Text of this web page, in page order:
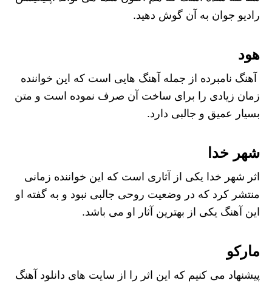
رادیو جوان به آن گوش دهید.
هود
آهنگ نامبرده از جمله آهنگ هایی است که این خواننده
زمان زیادی را برای ساخت آن صرف نموده است و متن
بسیار عمیق و جالبی دارد.
شهر خدا
اثر شهر خدا یکی از آثاری است که این خواننده زمانی
منتشر کرد که در وضعیت روحی جالبی نبود و به گفته او
این آهنگ یکی از بهترین آثار او می باشد.
مارکو
پیشنهاد می کنیم که این اثر را از سایت های دانلود آهنگ